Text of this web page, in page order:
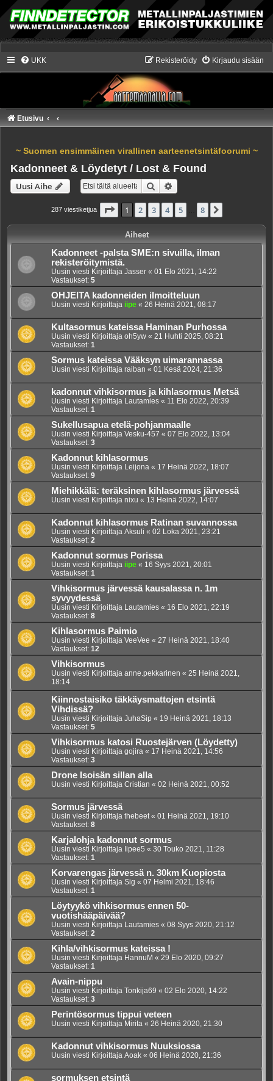
UKK Kirjaudu sisään
Rekisteröidy
Etusivu
~ Suomen ensimmäinen virallinen aarteenetsintäfoorumi ~
Kadonneet & Löydetyt / Lost & Found
Uusi Aihe Etsi
287 viestiketjua Sivu /8
1 2 3 4 5 8
Aiheet
Kadonneet -palsta SME:n sivuilla, ilman
rekisteröitymistä.
Uusin viesti Kirjoittaja Jasser « 01 Elo 2021, 14:22
Vastaukset: 5
OHJEITA kadonneiden ilmoitteluun
Uusin viesti Kirjoittaja iipe « 26 Heinä 2021, 08:17
Kultasormus kateissa Haminan Purhossa
Uusin viesti Kirjoittaja oh5yw « 21 Huhti 2025, 08:21
Vastaukset: 1
Sormus kateissa Vääksyn uimarannassa
Uusin viesti Kirjoittaja raiban « 01 Kesä 2024, 21:36
kadonnut vihkisormus ja kihlasormus Metsä
Uusin viesti Kirjoittaja Lautamies « 11 Elo 2022, 20:39
Vastaukset: 1
Sukellusapua etelä-pohjanmaalle
Uusin viesti Kirjoittaja Vesku-457 « 07 Elo 2022, 13:04
Vastaukset: 3
Kadonnut kihlasormus
Uusin viesti Kirjoittaja Leijona « 17 Heinä 2022, 18:07
Vastaukset: 9
Miehikkälä: teräksinen kihlasormus järvessä
Uusin viesti Kirjoittaja nixu « 13 Heinä 2022, 14:07
Kadonnut kihlasormus Ratinan suvannossa
Uusin viesti Kirjoittaja Aksuli « 02 Loka 2021, 23:21
Vastaukset: 2
Kadonnut sormus Porissa
Uusin viesti Kirjoittaja iipe « 16 Syys 2021, 20:01
Vastaukset: 1
Vihkisormus järvessä kausalassa n. 1m
syvyydessä
Uusin viesti Kirjoittaja Lautamies « 16 Elo 2021, 22:19
Vastaukset: 8
Kihlasormus Paimio
Uusin viesti Kirjoittaja VeeVee « 27 Heinä 2021, 18:40
Vastaukset: 12
Vihkisormus
Uusin viesti Kirjoittaja anne.pekkarinen « 25 Heinä 2021,
18:14
Kiinnostaisiko täkkäysmattojen etsintä
Vihdissä?
Uusin viesti Kirjoittaja JuhaSip « 19 Heinä 2021, 18:13
Vastaukset: 5
Vihkisormus katosi Ruostejärven (Löydetty)
Uusin viesti Kirjoittaja gojira « 17 Heinä 2021, 14:56
Vastaukset: 3
Drone Isoisän sillan alla
Uusin viesti Kirjoittaja Cristian « 02 Heinä 2021, 00:52
Sormus järvessä
Uusin viesti Kirjoittaja thebeet« 01 Heinä 2021, 19:10
Vastaukset: 8
Karjalohja kadonnut sormus
Uusin viesti Kirjoittaja Iipee5 « 30 Touko 2021, 11:28
Vastaukset: 1
Korvarengas järvessä n. 30km Kuopiosta
Uusin viesti Kirjoittaja Sig « 07 Helmi 2021, 18:46
Vastaukset: 1
Löytyykö vihkisormus ennen 50-
vuotishääpäivää?
Uusin viesti Kirjoittaja Lautamies « 08 Syys 2020, 21:12
Vastaukset: 2
Kihla/vihkisormus kateissa !
Uusin viesti Kirjoittaja HannuM « 29 Elo 2020, 09:27
Vastaukset: 1
Avain-nippu
Uusin viesti Kirjoittaja Tonkija69 « 02 Elo 2020, 14:22
Vastaukset: 3
Perintösormus tippui veteen
Uusin viesti Kirjoittaja Mirita « 26 Heinä 2020, 21:30
Kadonnut vihkisormus Nuuksiossa
Uusin viesti Kirjoittaja Aoak « 06 Heinä 2020, 21:36
sormuksen etsintä